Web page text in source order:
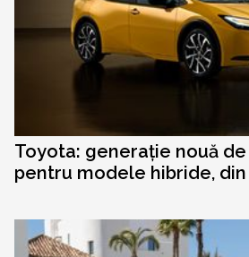
Toyota: generație nouă
pentru modele hibride, din